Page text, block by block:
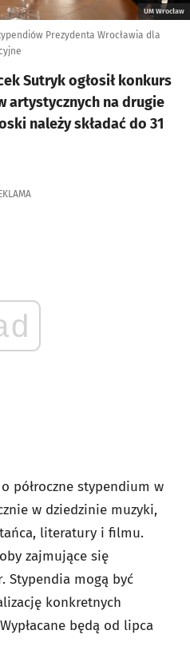
UM Wrocław
Prezydenta Wrocławia dla
Sutryk ogłosił konkurs
artystycznych na drugie
należy składać do 31
półroczne stypendium w
w dziedzinie muzyki,
literatury i filmu.
zajmujące się
Stypendia mogą być
konkretnych
będą od lipca